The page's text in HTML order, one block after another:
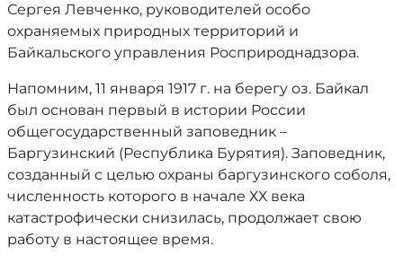
Сергея Левченко, руководителей особо
охраняемых природных территорий и
Байкальского управления Росприроднадзора.
Напомним, 11 января 1917 г. на берегу оз. Байкал
был основан первый в истории России
общегосударственный заповедник –
Баргузинский (Республика Бурятия). Заповедник,
созданный с целью охраны баргузинского соболя,
численность которого в начале ХХ века
катастрофически снизилась, продолжает свою
работу в настоящее время.